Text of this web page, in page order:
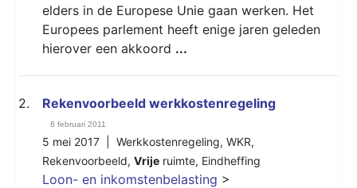
elders in de Europese Unie gaan werken. Het
Europees parlement heeft enige jaren geleden
hierover een akkoord ...
2. Rekenvoorbeeld werkkostenregeling
6 februari 2011
5 mei 2017 | Werkkostenregeling, WKR,
Rekenvoorbeeld, Vrije ruimte, Eindheffing
Loon- en inkomstenbelasting >